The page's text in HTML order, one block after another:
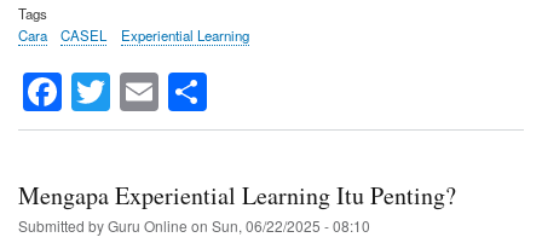
Tags
Cara
CASEL Experiential Learning
Fa
ce
ok
T
wi
r
E
m ha
Mengapa Experiential Learning Itu Penting?
Submitted byGuru Online on Sun, 06/22/2025 - 08:10